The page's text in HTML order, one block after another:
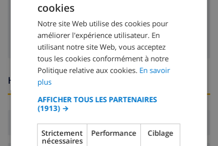
machine à laver
Heures d'arrivée et de départ
Arrivée:De 16:00 avant 19:00
DUTCH
SPANISH
GERMAN
DANISH
cookies
Notre site Web utilise des cookies pour
améliorer l'expérience utilisateur. En
utilisant notre site Web, vous acceptez
tous les cookies conformément à notre
Politique relative aux cookies. En savoir
plus
AFFICHER TOUS LES PARTENAIRES
(1913) →
Strictement
nécessaires
Performance Ciblage